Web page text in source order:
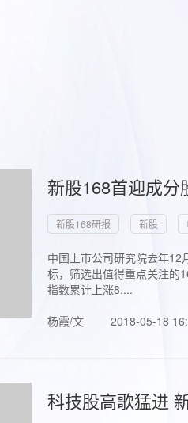
新股168首迎成
新股168研报 新股
中国上市公司研究院去年
标，筛选出值得重点关注的
指数累计上涨8....
杨霞/文
2018-05-18
科技股高歌猛进